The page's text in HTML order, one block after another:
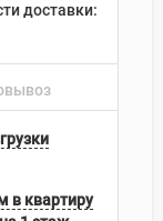
доставки:
в квартиру